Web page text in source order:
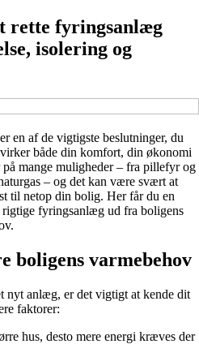
rette fyringsanlæg
isolering og
en af de vigtigste beslutninger, du
både din komfort, din økonomi
mange muligheder – fra pillefyr og
– og det kan være svært at
til netop din bolig. Her får du en
fyringsanlæg ud fra boligens
boligens varmebehov
nyt anlæg, er det vigtigt at kende dit
faktorer:
hus, desto mere energi kræves der